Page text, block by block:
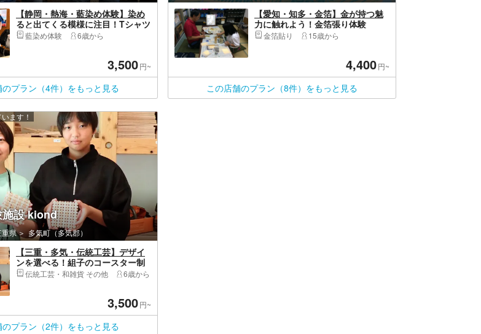
【静岡・熱海・藍染め体験】染め
ると出てくる模様に注目！Tシャツ
絞り染めコース
藍染め体験 6歳から
3,500円~
のプラン（4件）をもっと見る
【愛知・知多・金箔】金が持つ魅
力に触れよう！金箔張り体験
金箔貼り 15歳から
4,400円~
この店舗のプラン（8件）をもっと見る
施設 kiond
重県 多気町（多気郡）
ます！
【三重・多気・伝統工芸】デザイ
ンを選べる！組子のコースター制
作（1個）
伝統工芸・和雑貨 その他 6歳から
3,500円~
のプラン（2件）をもっと見る